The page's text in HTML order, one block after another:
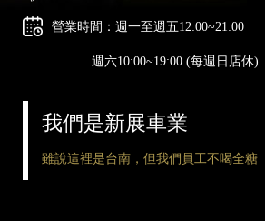
營業時間：週一至週五12:00~21:00
週六10:00~19:00 (每週日店休)
我們是新展車業
雖說這裡是台南，但我們員工不喝全糖